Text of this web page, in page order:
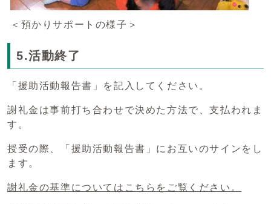
＜預かりサポートの様子＞
5.活動終了
「援助活動報告書」を記入してください。
謝礼金は事前打ち合わせで決めた方法で、支払われま
す。
授受の際、「援助活動報告書」にお互いのサインをし
ます。
謝礼金の基準についてはこちらをご覧ください。